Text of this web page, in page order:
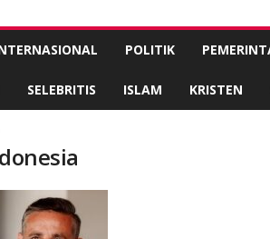
POLITIK
SELEBRITIS ISLAM KRISTEN